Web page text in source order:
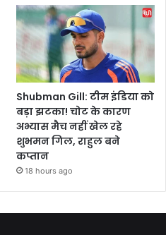
Shubman Gill: टीम इंडिया को
बड़ा झटका! चोट के कारण
अभ्यास मैच नहीं खेल रहे
शुभमन गिल, राहुल बने
कप्तान
18 hours ago